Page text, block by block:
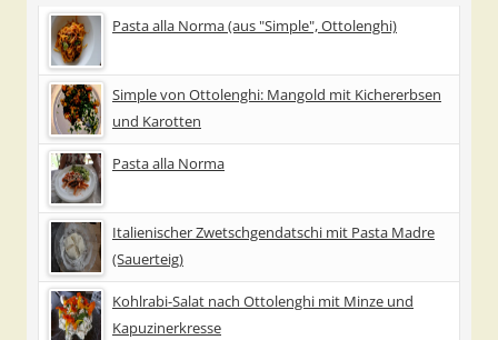
Pasta alla Norma (aus "Simple", Ottolenghi)
Simple von Ottolenghi: Mangold mit Kichererbsen
und Karotten
Pasta alla Norma
Italienischer Zwetschgendatschi mit Pasta Madre
(Sauerteig)
Kohlrabi-Salat nach Ottolenghi mit Minze und
Kapuzinerkresse